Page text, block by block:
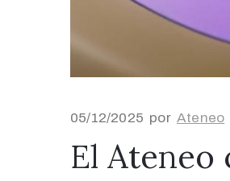
05/12/2025 por Ateneo
El Ateneo